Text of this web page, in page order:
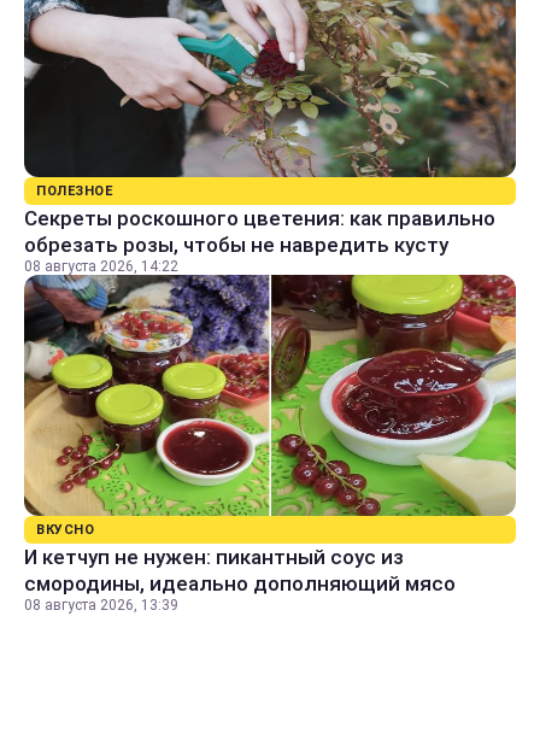
ПОЛЕЗНОЕ
Секреты роскошного цветения: как правильно
обрезать розы, чтобы не навредить кусту
08 августа 2026, 14:22
ВКУСНО
И кетчуп не нужен: пикантный соус из
смородины, идеально дополняющий мясо
08 августа 2026, 13:39